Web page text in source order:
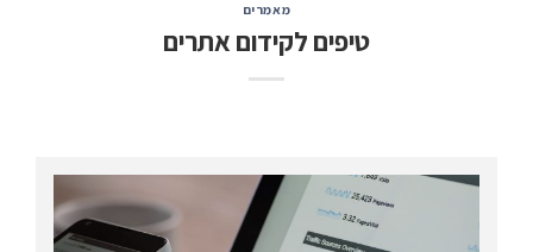
מאמרים
טיפים לקידום אתרים